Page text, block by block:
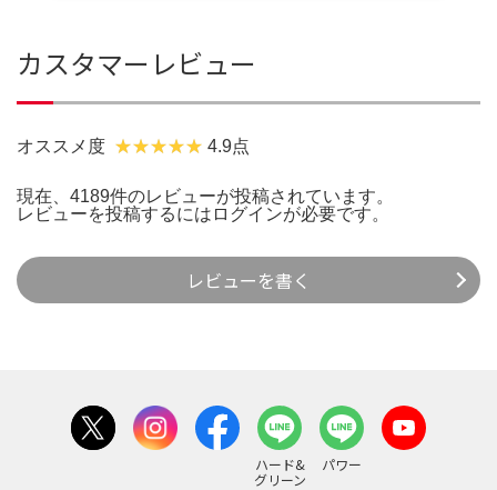
カスタマーレビュー
オススメ度 4.9点
現在、4189件のレビューが投稿されています。
レビューを投稿するには ログインが必要です。
レビューを書く
ハード&
グリーン
パワー